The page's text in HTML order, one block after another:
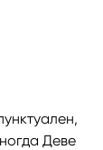
Деве